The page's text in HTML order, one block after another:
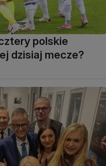
polskie
dzisiaj mecze?